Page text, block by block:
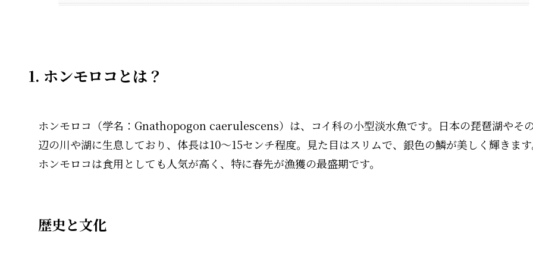
1. ホンモロコとは？
ホンモロコ（学名：Gnathopogon caerulescens）は、コイ科の小型淡水魚です。日本の琵琶湖やそ
辺の川や湖に生息しており、体長は10〜15センチ程度。見た目はスリムで、銀色の鱗が美しく輝きま
ホンモロコは食用としても人気が高く、特に春先が漁獲の最盛期です。
歴史と文化